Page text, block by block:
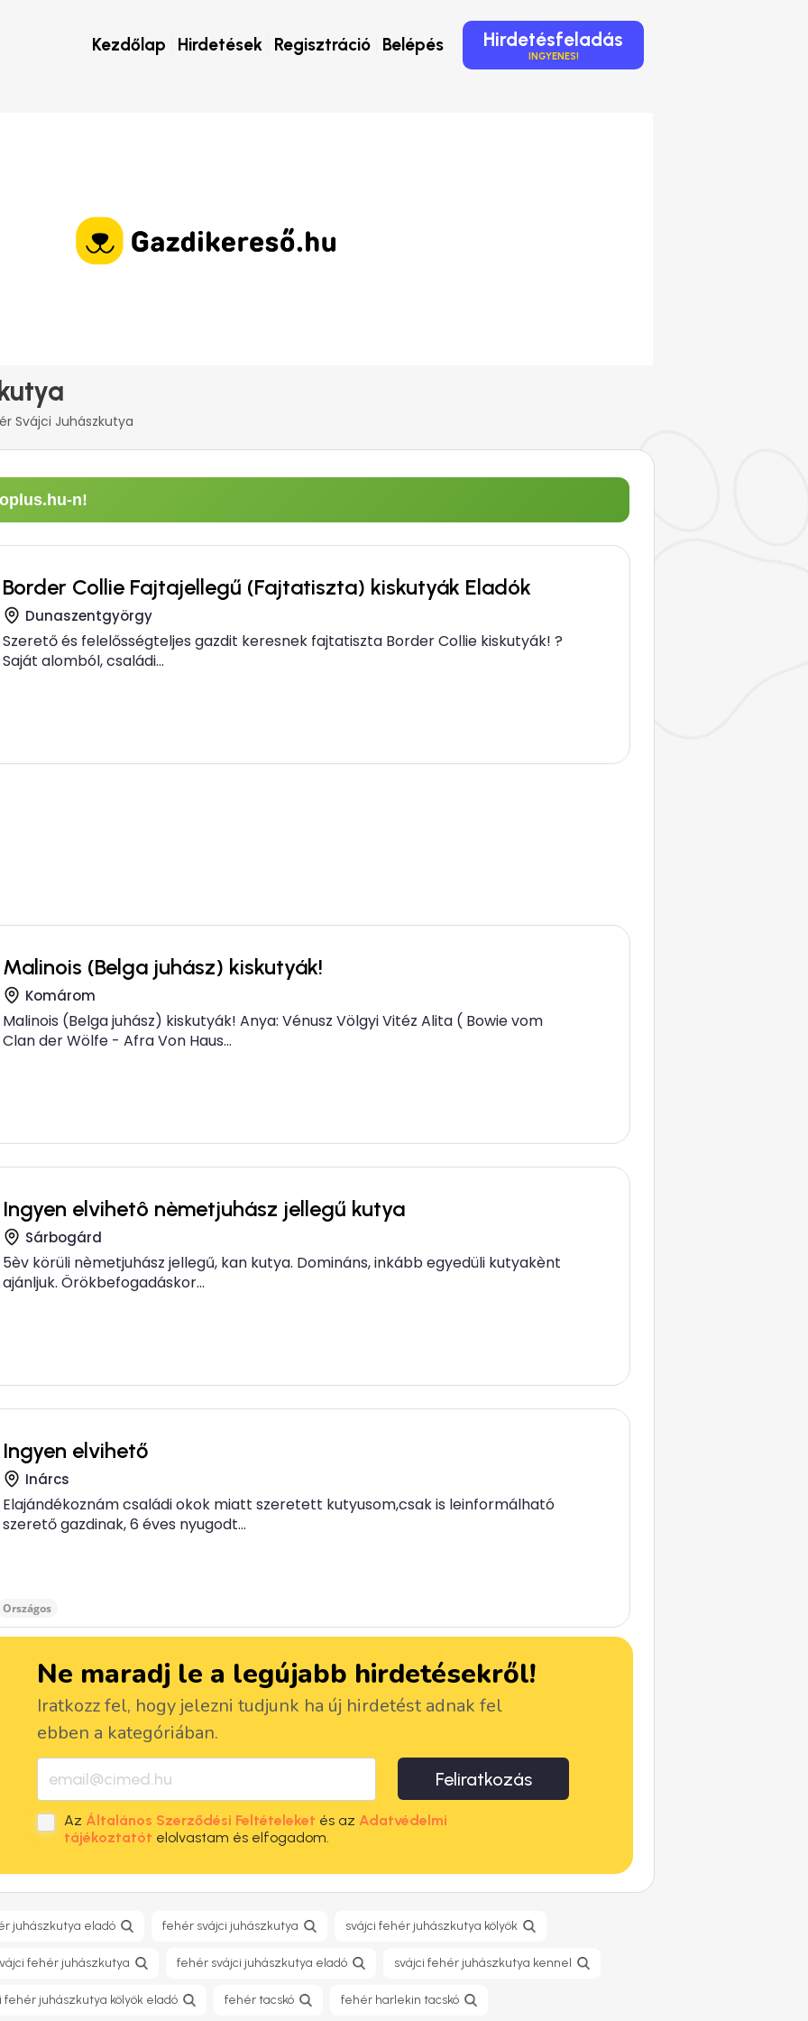
Hirdetésfeladás
INGYENES!
Belépés
Regisztráció
Hirdetések
Kezdőlap
Svájci Juhászkutya
n!
Border Collie Fajtajellegű (Fajtatiszta) kiskutyák Eladók
Dunaszentgyörgy
Szerető és felelősségteljes gazdit keresnek fajtatiszta Border Collie kiskutyák! ? ​
Saját alomból, családi...
Malinois (Belga juhász) kiskutyák!
Komárom
Malinois (Belga juhász) kiskutyák! Anya: Vénusz Völgyi Vitéz Alita ( Bowie vom
Clan der Wölfe - Afra Von Haus...
Ingyen elvihetô nèmetjuhász jellegű kutya
Sárbogárd
5èv körüli nèmetjuhász jellegű, kan kutya. Domináns, inkább egyedüli kutyakènt
ajánljuk. Örökbefogadáskor...
Ingyen elvihető
Inárcs
Elajándékoznám családi okok miatt szeretett kutyusom,csak is leinformálható
szerető gazdinak, 6 éves nyugodt...
Országos
Ne maradj le a legújabb hirdetésekről!
Iratkozz fel, hogy jelezni tudjunk ha új hirdetést adnak fel
ebben a kategóriában.
Feliratkozás
Az Általános Szerződési Feltételeket és az Adatvédelmi
tájékoztatót elolvastam és elfogadom.
juhászkutya eladó fehér svájci juhászkutya svájci fehér juhászkutya kölyök
fehér juhászkutya fehér svájci juhászkutya eladó svájci fehér juhászkutya kennel
fehér juhászkutya kölyök eladó fehér tacskó fehér harlekin tacskó